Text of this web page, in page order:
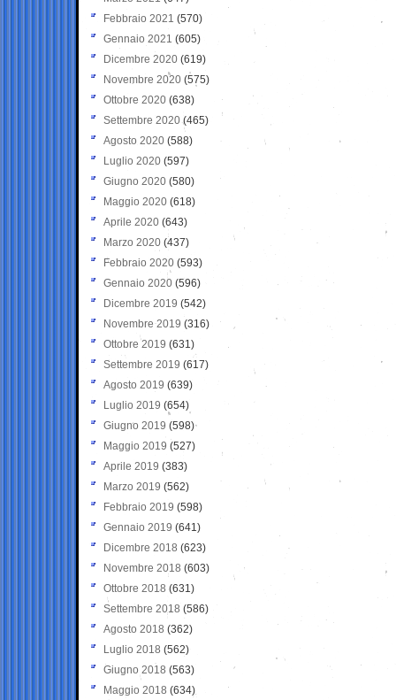
Febbraio 2021 (570)
Gennaio 2021 (605)
Dicembre 2020 (619)
Novembre 2020 (575)
Ottobre 2020 (638)
Settembre 2020(465)
Agosto 2020 (588)
Luglio 2020 (597)
Giugno 2020 (580)
Maggio 2020 (618)
Aprile 2020 (643)
Marzo 2020 (437)
Febbraio 2020 (593)
Gennaio 2020 (596)
Dicembre 2019 (542)
Novembre 2019 (316)
Ottobre 2019 (631)
Settembre 2019 (617)
Agosto 2019 (639)
Luglio 2019 (654)
Giugno 2019 (598)
Maggio 2019 (527)
Aprile 2019 (383)
Marzo 2019 (562)
Febbraio 2019 (598)
Gennaio 2019 (641)
Dicembre 2018 (623)
Novembre 2018 (603)
Ottobre 2018 (631)
Settembre 2018 (586)
Agosto 2018 (362)
Luglio 2018 (562)
Giugno 2018 (563)
Maggio 2018 (634)